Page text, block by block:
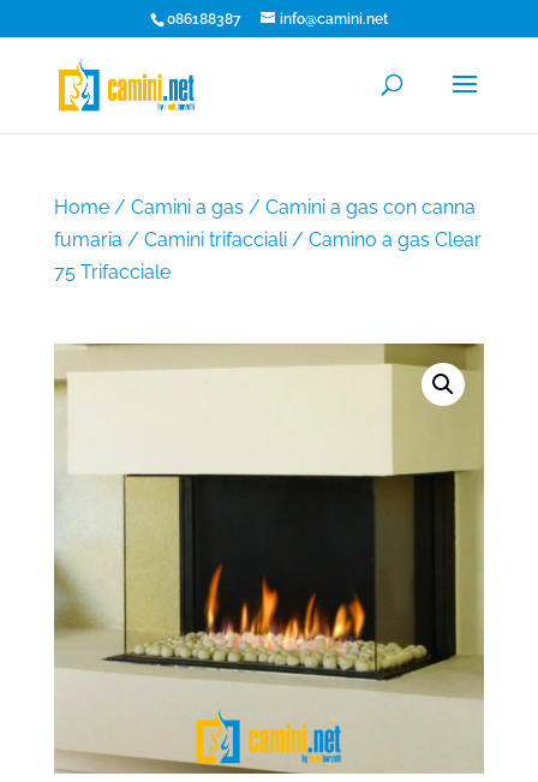
086188387 info@camini.net
Home/ Camini a gas / Camini a gas con canna
fumaria / Camini trifacciali/ Camino a gas Clear
75 Trifacciale